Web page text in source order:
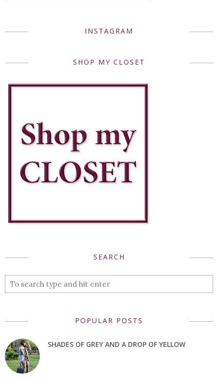
INSTAGRAM
SHOP MY CLOSET
SEARCH
POPULAR POSTS
SHADES OF GREY AND A DROP OF YELLOW